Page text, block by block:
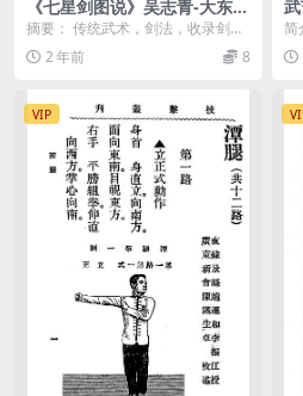
《七星剑图说》吴志青-大东书
局-民国21[1932]-七星剑图说
摘要： 传统武术，剑法，收录剑术
概论、立正图说、方位图说、七剑
底母法、十三剑图说...
2 年前 8
简
棍
VIP